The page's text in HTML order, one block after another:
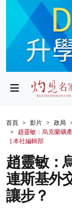
政局
財經
生活
健康
商業
科技
首頁 影片 政局
趙靈敏：烏克蘭礦
| 本社編輯部
趙靈敏：
連斯基外
讓步？